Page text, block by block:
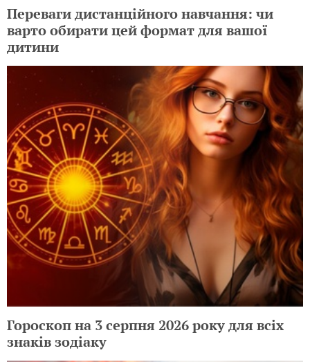
Переваги дистанційного навчання: чи
варто обирати цей формат для вашої
дитини
Гороскоп на 3 серпня 2026 року для всіх
знаків зодіаку